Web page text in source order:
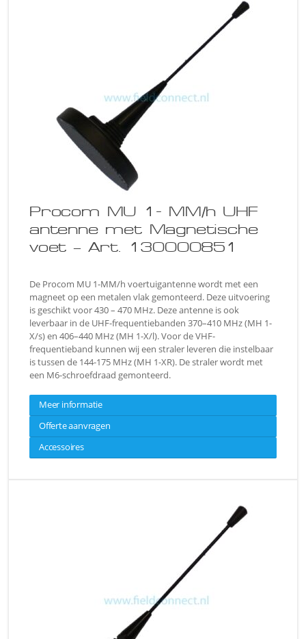
Procom MU 1- MM/h UHF
antenne met Magnetische
voet – Art. 130000851
De Procom MU 1-MM/h voertuigantenne wordt met een
magneet op een metalen vlak gemonteerd. Deze uitvoering
is geschikt voor 430 – 470 MHz. Deze antenne is ook
leverbaar in de UHF-frequentiebanden 370–410 MHz (MH 1-
X/s) en 406–440 MHz (MH 1-X/l). Voor de VHF-
frequentieband kunnen wij een straler leveren die instelbaar
is tussen de 144-175 MHz (MH 1-XR). De straler wordt met
een M6-schroefdraad gemonteerd.
Meer informatie
Offerte aanvragen
Accessoires